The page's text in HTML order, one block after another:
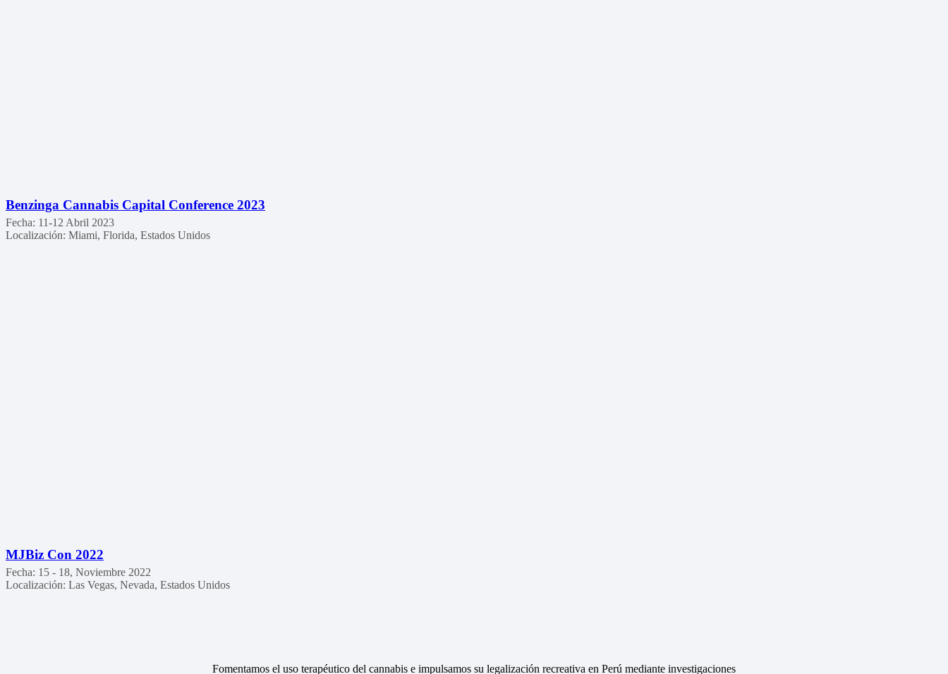
Benzinga Cannabis Capital Conference 2023
Fecha: 11-12 Abril 2023
Localización: Miami, Florida, Estados Unidos
MJBiz Con 2022
Fecha: 15 - 18, Noviembre 2022
Localización: Las Vegas, Nevada, Estados Unidos
Fomentamos el uso terapéutico del cannabis e impulsamos su legalización recreativa en Perú mediante investigaciones